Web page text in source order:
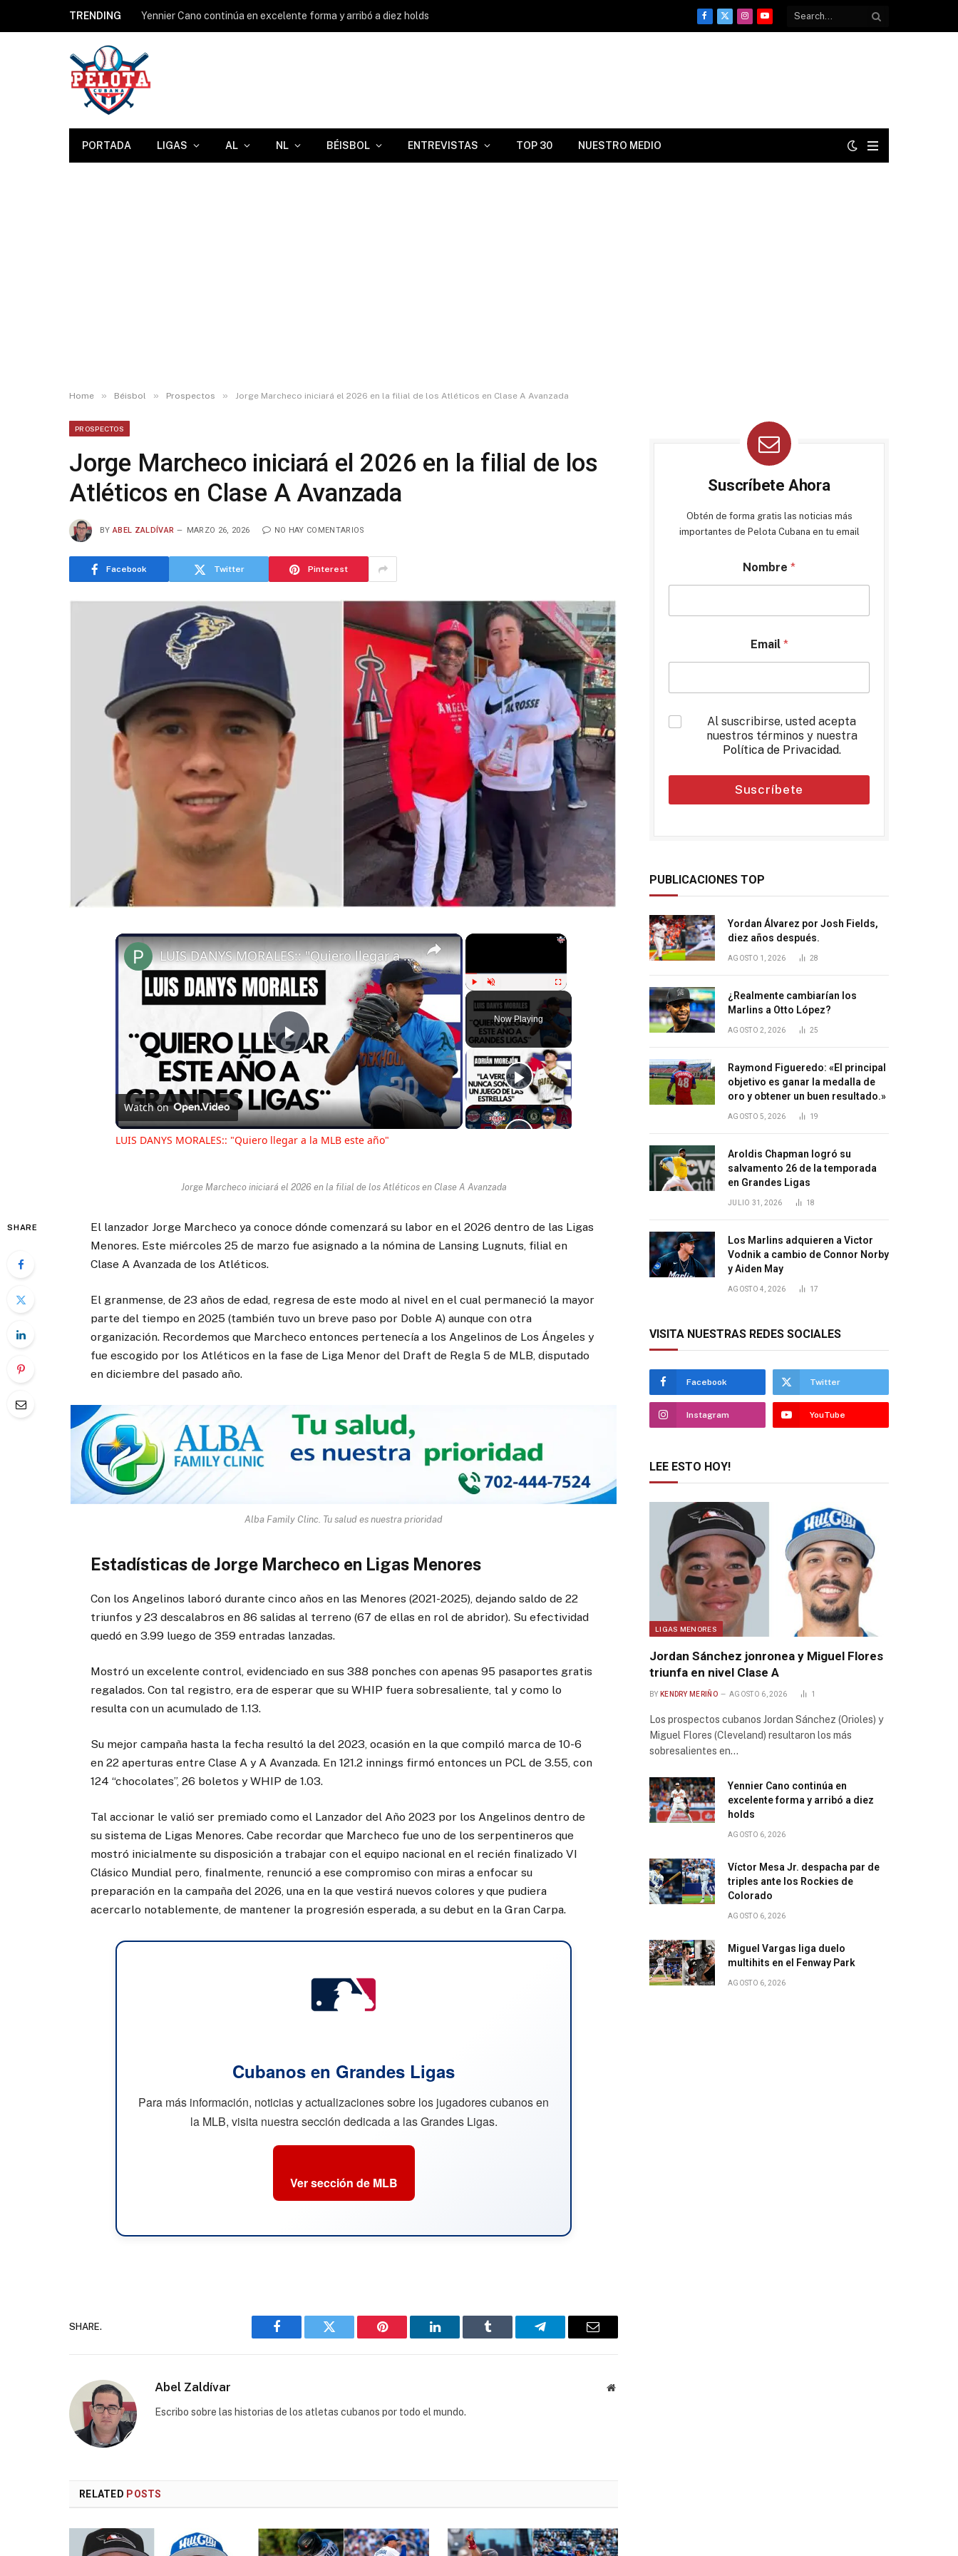
TRENDING Yennier Cano continúa en excelente forma y arribó a diez holds
Facebook
X
InstagramYouTube
PORTADA LIGAS AL NL BÉISBOL ENTREVISTAS TOP 30 NUESTRO MEDIO
Home » Béisbol » Prospectos » Jorge Marcheco iniciará el 2026 en la filial de los Atléticos en Clase A Avanzada
PROSPECTOS
Jorge Marcheco iniciará el 2026 en la filial de los
Atléticos en Clase A Avanzada
BY ABEL ZALDÍVAR MARZO 26, 2026 NO HAY COMENTARIOS
Facebook Twitter Pinterest
×
Fullscreen
Now Playing
×
Play
Video
LUIS DANYS MORALES:: "Quiero llegar a la MLB este año"
Watch on
LUIS DANYS MORALES:: "Quiero llegar a la MLB este año"
Jorge Marcheco iniciará el 2026 en la filial de los Atléticos en Clase A Avanzada
SHARE
El lanzador Jorge Marcheco ya conoce dónde comenzará su labor en el 2026 dentro de las Ligas
Menores. Este miércoles 25 de marzo fue asignado a la nómina de Lansing Lugnuts, filial en
Clase A Avanzada de los Atléticos.
El granmense, de 23 años de edad, regresa de este modo al nivel en el cual permaneció la mayor
parte del tiempo en 2025 (también tuvo un breve paso por Doble A) aunque con otra
organización. Recordemos que Marcheco entonces pertenecía a los Angelinos de Los Ángeles y
fue escogido por los Atléticos en la fase de Liga Menor del Draft de Regla 5 de MLB, disputado
en diciembre del pasado año.
Alba Family Clinc. Tu salud es nuestra prioridad
Estadísticas de Jorge Marcheco en Ligas Menores
Con los Angelinos laboró durante cinco años en las Menores (2021-2025), dejando saldo de 22
triunfos y 23 descalabros en 86 salidas al terreno (67 de ellas en rol de abridor). Su efectividad
quedó en 3.99 luego de 359 entradas lanzadas.
Mostró un excelente control, evidenciado en sus 388 ponches con apenas 95 pasaportes gratis
regalados. Con tal registro, era de esperar que su WHIP fuera sobresaliente, tal y como lo
resulta con un acumulado de 1.13.
Su mejor campaña hasta la fecha resultó la del 2023, ocasión en la que compiló marca de 10-6
en 22 aperturas entre Clase A y A Avanzada. En 121.2 innings firmó entonces un PCL de 3.55, con
124 “chocolates”, 26 boletos y WHIP de 1.03.
Tal accionar le valió ser premiado como el Lanzador del Año 2023 por los Angelinos dentro de
su sistema de Ligas Menores. Cabe recordar que Marcheco fue uno de los serpentineros que
mostró inicialmente su disposición a trabajar con el equipo nacional en el recién finalizado VI
Clásico Mundial pero, finalmente, renunció a ese compromiso con miras a enfocar su
preparación en la campaña del 2026, una en la que vestirá nuevos colores y que pudiera
acercarlo notablemente, de mantener la progresión esperada, a su debut en la Gran Carpa.
Cubanos en Grandes Ligas
Para más información, noticias y actualizaciones sobre los jugadores cubanos en
la MLB, visita nuestra sección dedicada a las Grandes Ligas.
Ver sección de MLB
SHARE.
Facebook Twitter Pinterest LinkedIn Tumblr Telegram Email
Abel Zaldívar Website
Escribo sobre las historias de los atletas cubanos por todo el mundo.
RELATED POSTS
Suscríbete Ahora
Obtén de forma gratis las noticias más
importantes de Pelota Cubana en tu email
Nombre *
Email *
*
Al suscribirse, usted acepta
nuestros términos y nuestra
Política de Privacidad.
Suscríbete
PUBLICACIONES TOP
Yordan Álvarez por Josh Fields,
diez años después.
AGOSTO 1, 2026 28
¿Realmente cambiarían los
Marlins a Otto López?
AGOSTO 2, 2026 25
Raymond Figueredo: «El principal
objetivo es ganar la medalla de
oro y obtener un buen resultado.»
AGOSTO 5, 2026 19
Aroldis Chapman logró su
salvamento 26 de la temporada
en Grandes Ligas
JULIO 31, 2026 18
Los Marlins adquieren a Victor
Vodnik a cambio de Connor Norby
y Aiden May
AGOSTO 4, 2026 17
VISITA NUESTRAS REDES SOCIALES
Facebook Twitter
Instagram YouTube
LEE ESTO HOY!
LIGAS MENORES
Jordan Sánchez jonronea y Miguel Flores
triunfa en nivel Clase A
BY KENDRY MERIÑO AGOSTO 6, 2026 1
Los prospectos cubanos Jordan Sánchez (Orioles) y
Miguel Flores (Cleveland) resultaron los más
sobresalientes en…
Yennier Cano continúa en
excelente forma y arribó a diez
holds
AGOSTO 6, 2026
Víctor Mesa Jr. despacha par de
triples ante los Rockies de
Colorado
AGOSTO 6, 2026
Miguel Vargas liga duelo
multihits en el Fenway Park
AGOSTO 6, 2026